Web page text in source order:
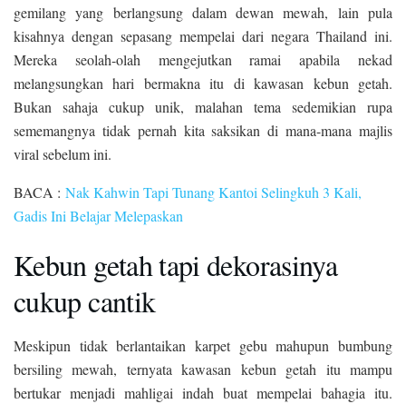
gemilang yang berlangsung dalam dewan mewah, lain pula
kisahnya dengan sepasang mempelai dari negara Thailand ini.
Mereka seolah-olah mengejutkan ramai apabila nekad
melangsungkan hari bermakna itu di kawasan kebun getah.
Bukan sahaja cukup unik, malahan tema sedemikian rupa
sememangnya tidak pernah kita saksikan di mana-mana majlis
viral sebelum ini.
BACA : Nak Kahwin Tapi Tunang Kantoi Selingkuh 3 Kali,
Gadis Ini Belajar Melepaskan
Kebun getah tapi dekorasinya
cukup cantik
Meskipun tidak berlantaikan karpet gebu mahupun bumbung
bersiling mewah, ternyata kawasan kebun getah itu mampu
bertukar menjadi mahligai indah buat mempelai bahagia itu.